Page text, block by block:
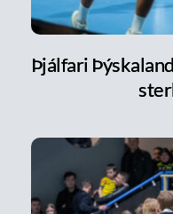
Þjálfari